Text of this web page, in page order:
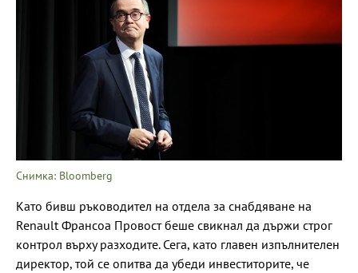
Снимка: Bloomberg
Като бивш ръководител на отдела за снабдяване на
Renault Франсоа Провост беше свикнал да държи строг
контрол върху разходите. Сега, като главен изпълнителен
директор, той се опитва да убеди инвеститорите, че